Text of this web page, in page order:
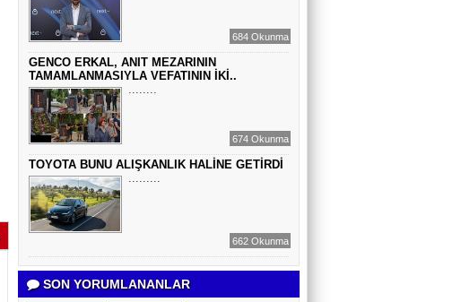
MACİT SOYDAN
DÜNYANIN MERKEZİNDE YAŞADIĞINI
SANANLAR...
684 Okunma
GENCO ERKAL, ANIT MEZARININ
TAMAMLANMASIYLA VEFATININ İKİ..
........
674 Okunma
TOYOTA BUNU ALIŞKANLIK HALİNE GETİRDİ
.........
662 Okunma
SON YORUMLANANLAR